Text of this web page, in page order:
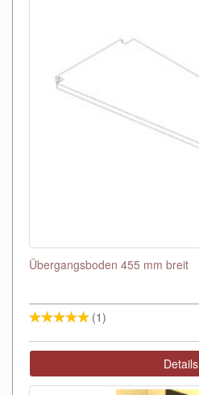
Übergangsboden 455 mm breit
(1)
Details